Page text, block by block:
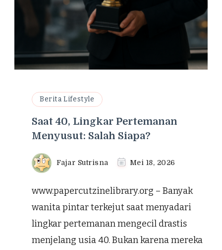
Berita Lifestyle
Saat 40, Lingkar Pertemanan
Menyusut: Salah Siapa?
Fajar Sutrisna Mei 18, 2026
www.papercutzinelibrary.org – Banyak
wanita pintar terkejut saat menyadari
lingkar pertemanan mengecil drastis
menjelang usia 40. Bukan karena mereka